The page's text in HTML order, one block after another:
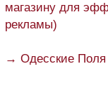
магазину для
рекламы)
→ Одесские